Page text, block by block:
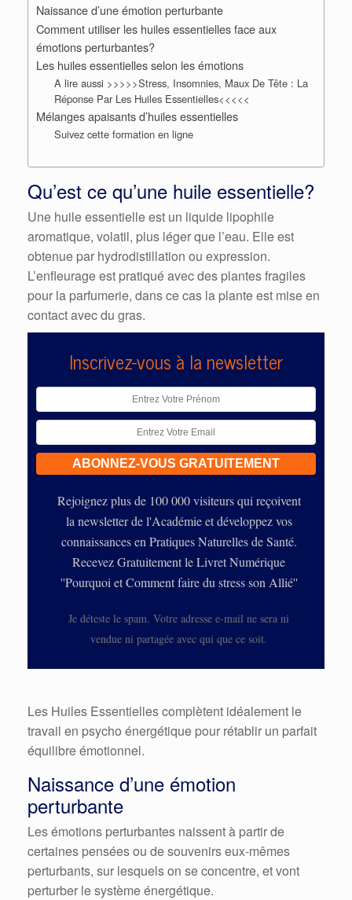
Naissance d’une émotion perturbante
Comment utiliser les huiles essentielles face aux
émotions perturbantes?
Les huiles essentielles selon les émotions
A lire aussi >>>>>Stress, Insomnies, Maux De Tête : La
Réponse Par Les Huiles Essentielles<<<<<
Mélanges apaisants d’huiles essentielles
Suivez cette formation en ligne
Qu’est ce qu’une huile essentielle?
Une huile essentielle est un liquide lipophile
aromatique, volatil, plus léger que l’eau. Elle est
obtenue par hydrodistillation ou expression.
L’enfleurage est pratiqué avec des plantes fragiles
pour la parfumerie, dans ce cas la plante est mise en
contact avec du gras.
Inscrivez-vous à la newsletter
Rejoignez plus de 100 000 visiteurs qui reçoivent
la newsletter de l'Académie et développez vos
connaissances en Pratiques Naturelles de Santé.
Recevez Gratuitement le Livret Numérique
''Pourquoi et Comment faire du stress son Allié''
Je déteste le spam. Votre adresse e-mail ne sera ni
vendue ni partagée avec qui que ce soit.
Les Huiles Essentielles complètent idéalement le
travail en psycho énergétique pour rétablir un parfait
équilibre émotionnel.
Naissance d’une émotion
perturbante
Les émotions perturbantes naissent à partir de
certaines pensées ou de souvenirs eux-mêmes
perturbants, sur lesquels on se concentre, et vont
perturber le système énergétique.